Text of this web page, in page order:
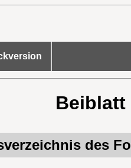
Beiblatt
des